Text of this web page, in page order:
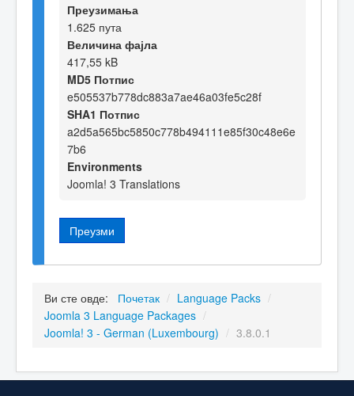
Преузимања
1.625 пута
Величина фајла
417,55 kB
MD5 Потпис
e505537b778dc883a7ae46a03fe5c28f
SHA1 Потпис
a2d5a565bc5850c778b494111e85f30c48e6e
7b6
Environments
Joomla! 3 Translations
Преузми
Ви сте овде: Почетак / Language Packs /
Joomla 3 Language Packages /
Joomla! 3 - German (Luxembourg) / 3.8.0.1